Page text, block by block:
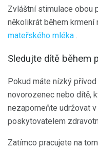
Zvláštní stimulace obou
několikrát během krmení
mateřského mléka .
Sledujte dítě během
Pokud máte nízký
novorozenec nebo dítě,
nezapomeňte udržovat
poskytovatelem
Zatímco pracujete na